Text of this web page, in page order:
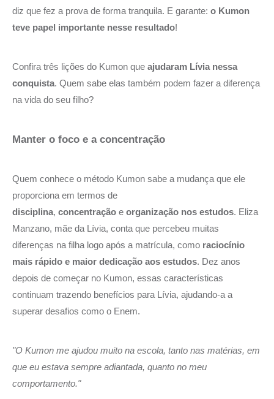
diz que fez a prova de forma tranquila. E garante: o Kumon
teve papel importante nesse resultado!
Confira três lições do Kumon que ajudaram Lívia nessa
conquista. Quem sabe elas também podem fazer a diferença
na vida do seu filho?
Manter o foco e a concentração
Quem conhece o método Kumon sabe a mudança que ele
proporciona em termos de
disciplina, concentração e organização nos estudos. Eliza
Manzano, mãe da Lívia, conta que percebeu muitas
diferenças na filha logo após a matrícula, como raciocínio
mais rápido e maior dedicação aos estudos. Dez anos
depois de começar no Kumon, essas características
continuam trazendo benefícios para Lívia, ajudando-a a
superar desafios como o Enem.
"O Kumon me ajudou muito na escola, tanto nas matérias, em
que eu estava sempre adiantada, quanto no meu
comportamento."